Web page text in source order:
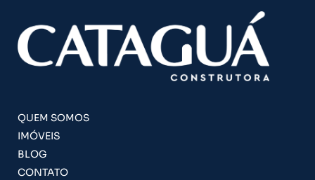
QUEM SOMOS
IMÓVEIS
BLOG
CONTATO